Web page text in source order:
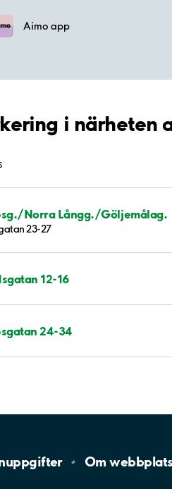
Aimo app
i närheten
Norra Långg./Göljemålag.
23-27
12-16
24-34
Om